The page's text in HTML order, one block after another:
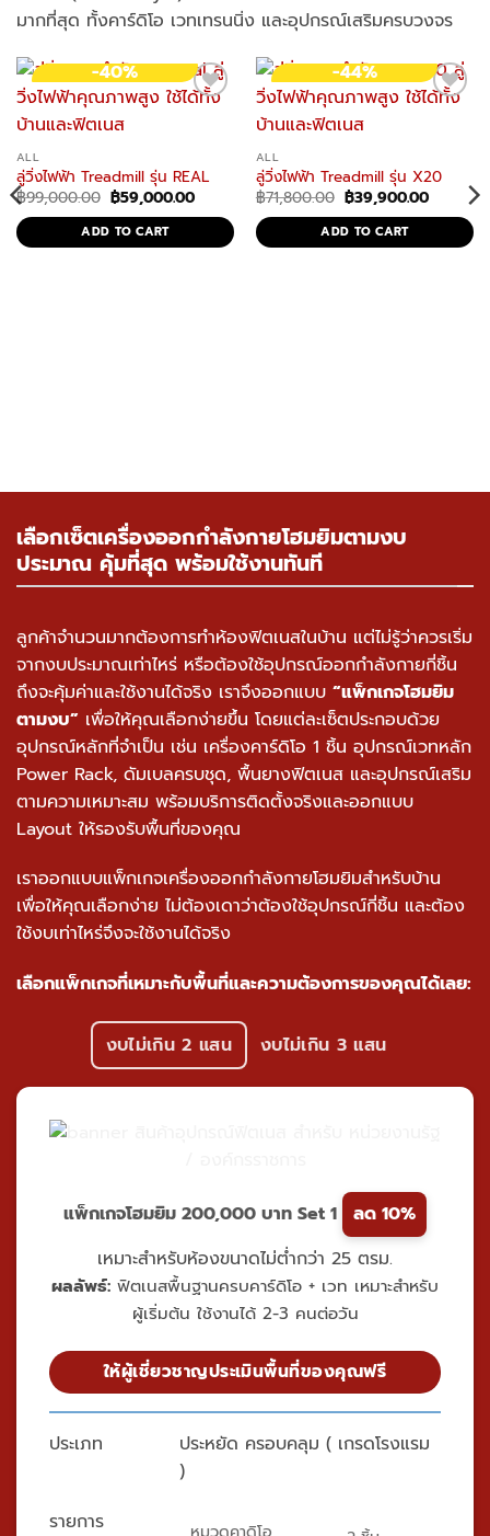
มากที่สุด ทั้งคาร์ดิโอ เวทเทรนนิ่ง และอุปกรณ์เสริมครบวงจร
-40%
ALL
ลู่วิ่งไฟฟ้า Treadmill รุ่น REAL
฿99,000.00 Original
price
was:
฿99,000.00.
฿59,000.00Current
price
is:
฿59,000.00.
ADD TO CART
-44%
ALL
ลู่วิ่งไฟฟ้า Treadmill รุ่น X20
฿71,800.00 Original
price
was:
฿71,800.00.
฿39,900.00Current
price
is:
฿
ADD TO CART
เลือกเซ็ตเครื่องออกกำลังกายโฮมยิมตามงบ
ประมาณ คุ้มที่สุด พร้อมใช้งานทันที
ลูกค้าจำนวนมากต้องการทำห้องฟิตเนสในบ้าน แต่ไม่รู้ว่าควรเริ่ม
จากงบประมาณเท่าไหร่ หรือต้องใช้อุปกรณ์ออกกำลังกายกี่ชิ้น
ถึงจะคุ้มค่าและใช้งานได้จริง เราจึงออกแบบ “แพ็กเกจโฮมยิม
ตามงบ” เพื่อให้คุณเลือกง่ายขึ้น โดยแต่ละเซ็ตประกอบด้วย
อุปกรณ์หลักที่จำเป็น เช่น เครื่องคาร์ดิโอ 1 ชิ้น อุปกรณ์เวทหลัก
Power Rack, ดัมเบลครบชุด, พื้นยางฟิตเนส และอุปกรณ์เสริม
ตามความเหมาะสม พร้อมบริการติดตั้งจริงและออกแบบ
Layout ให้รองรับพื้นที่ของคุณ
เราออกแบบแพ็กเกจเครื่องออกกำลังกายโฮมยิมสำหรับบ้าน
เพื่อให้คุณเลือกง่าย ไม่ต้องเดาว่าต้องใช้อุปกรณ์กี่ชิ้น และต้อง
ใช้งบเท่าไหร่จึงจะใช้งานได้จริง
เลือกแพ็กเกจที่เหมาะกับพื้นที่และความต้องการของคุณได้เลย:
งบไม่เกิน 2 แสน งบไม่เกิน 3 แสน
แพ็กเกจโฮมยิม 200,000 บาท Set 1
ลด 10%
เหมาะสำหรับห้องขนาดไม่ต่ำกว่า 25 ตรม.
ผลลัพธ์: ฟิตเนสพื้นฐานครบคาร์ดิโอ + เวท เหมาะสำหรับ
ผู้เริ่มต้น ใช้งานได้ 2-3 คนต่อวัน
ให้ผู้เชี่ยวชาญประเมินพื้นที่ของคุณฟรี
ประเภท
ประหยัด ครอบคลุม ( เกรดโรงแรม
)
รายการ